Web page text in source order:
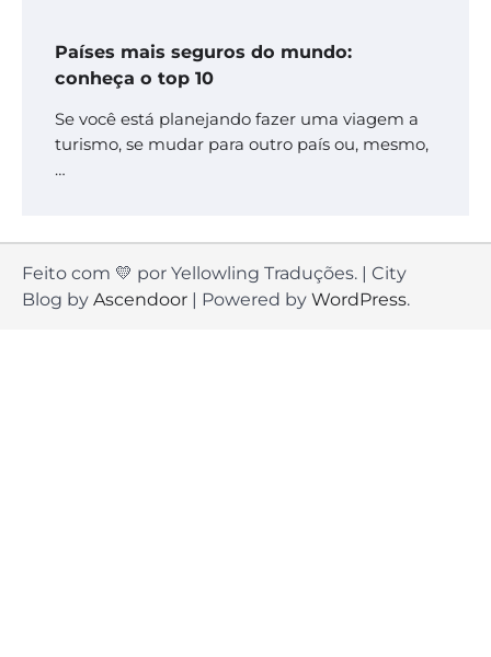
Países mais seguros do mundo:
conheça o top 10
Se você está planejando fazer uma viagem a
turismo, se mudar para outro país ou, mesmo,
…
Feito com 💛 por Yellowling Traduções. | City
Blog by Ascendoor | Powered by WordPress.